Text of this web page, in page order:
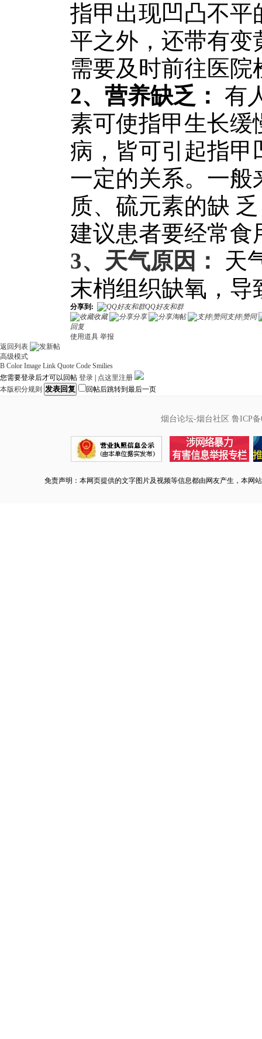
指甲出现凹凸不平
平之外，还带有变
需要及时前往医
2、营养缺乏： 有
素可使指甲生长
病，皆可引起指甲
一定的关系。一
质、硫元素的缺
建议患者要经常食
3、天气原因：
天
末梢组织缺氧，
分享到:
QQ好友和群
收藏
分享 淘帖
支持|赞同
回复
使用道具 举报
返回列表
高级模式
B Color Image Link Quote Code Smilies
您需要登录后才可以回帖 登录
点这里注册
本版积分规则 发表回复 回帖后跳转到最后一页
烟台论坛-烟台社区 鲁ICP备
免责声明：本网页提供的文字图片及视频等信息都由网友产生，本网